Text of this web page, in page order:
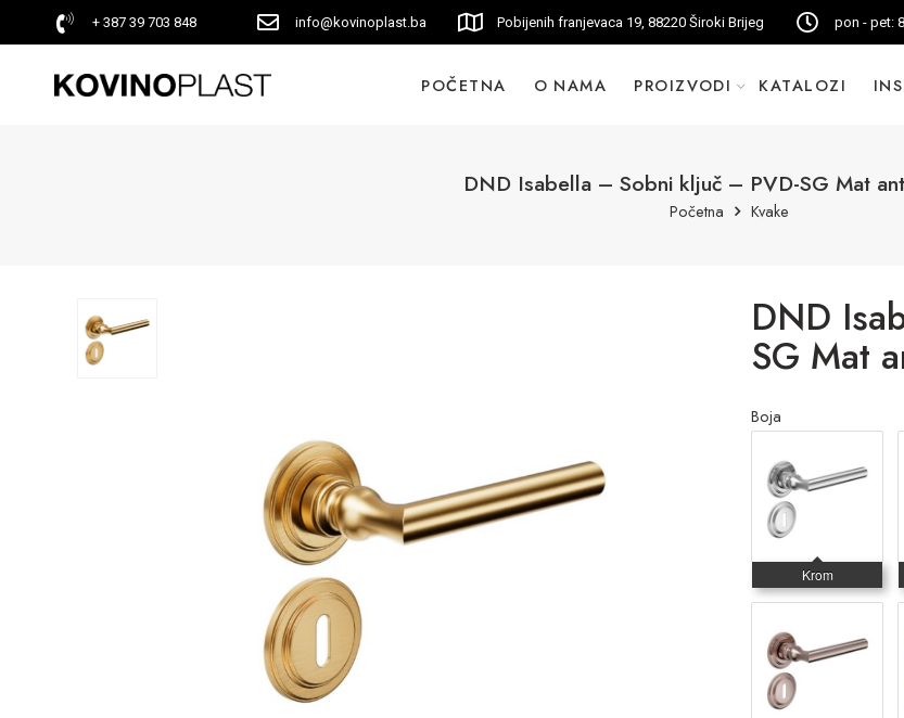
+ 387 39 703 848 info@kovinoplast.ba Pobijenih franjevaca 19, 88220 Široki Brijeg pon - pet:
POČETNA O NAMA PROIZVODI KATALOZI
DND Isabella – Sobni ključ – PVD-SG Mat
Početna Kvake
DND
SG Mat
Boja